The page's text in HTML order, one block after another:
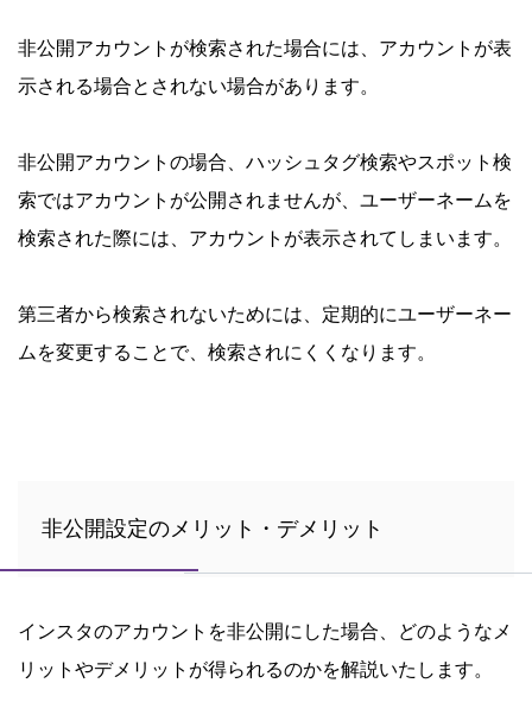
非公開アカウントが検索された場合には、アカウントが表
示される場合とされない場合があります。
非公開アカウントの場合、ハッシュタグ検索やスポット検
索ではアカウントが公開されませんが、ユーザーネームを
検索された際には、アカウントが表示されてしまいます。
第三者から検索されないためには、定期的にユーザーネー
ムを変更することで、検索されにくくなります。
非公開設定のメリット・デメリット
インスタのアカウントを非公開にした場合、どのようなメ
リットやデメリットが得られるのかを解説いたします。